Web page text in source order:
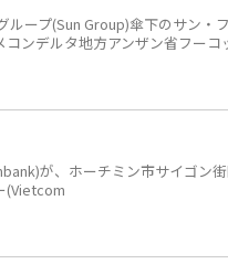
ープ(Sun Group)傘下のサン・
ンデルタ地方アンザン省フーコ
が、ホーチミン市サイゴン
(Vietcom